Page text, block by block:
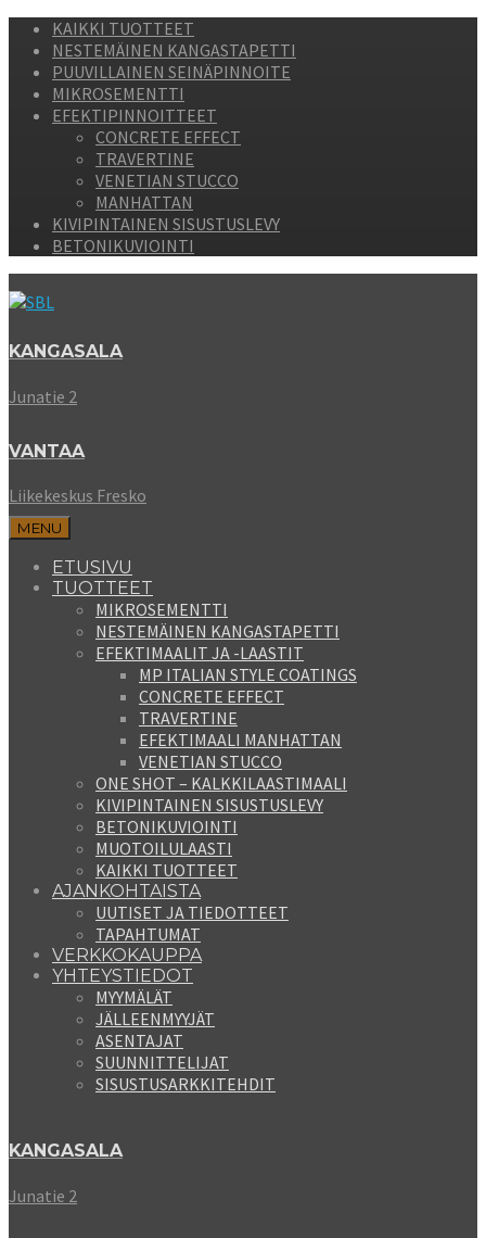
KAIKKI TUOTTEET
NESTEMÄINEN KANGASTAPETTI
PUUVILLAINEN SEINÄPINNOITE
MIKROSEMENTTI
EFEKTIPINNOITTEET
CONCRETE EFFECT
TRAVERTINE
VENETIAN STUCCO
MANHATTAN
KIVIPINTAINEN SISUSTUSLEVY
BETONIKUVIOINTI
KANGASALA
Junatie 2
VANTAA
Liikekeskus Fresko
MENU
ETUSIVU
TUOTTEET
MIKROSEMENTTI
NESTEMÄINEN KANGASTAPETTI
EFEKTIMAALIT JA -LAASTIT
MP ITALIAN STYLE COATINGS
CONCRETE EFFECT
TRAVERTINE
EFEKTIMAALI MANHATTAN
VENETIAN STUCCO
ONE SHOT – KALKKILAASTIMAALI
KIVIPINTAINEN SISUSTUSLEVY
BETONIKUVIOINTI
MUOTOILULAASTI
KAIKKI TUOTTEET
AJANKOHTAISTA
UUTISET JA TIEDOTTEET
TAPAHTUMAT
VERKKOKAUPPA
YHTEYSTIEDOT
MYYMÄLÄT
JÄLLEENMYYJÄT
ASENTAJAT
SUUNNITTELIJAT
SISUSTUSARKKITEHDIT
KANGASALA
Junatie 2